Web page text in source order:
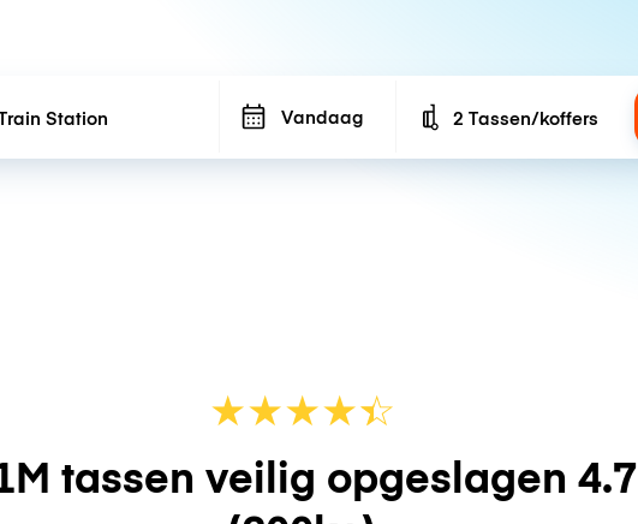
Vandaag Number of bags
2 Tassen/koffers
★★★★☆
★
tassen veilig opgeslagen 4.7